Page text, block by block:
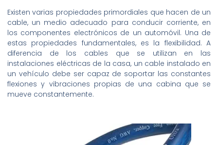
Existen varias propiedades primordiales que hacen de un
cable, un medio adecuado para conducir corriente, en
los componentes electrónicos de un automóvil. Una de
estas propiedades fundamentales, es la flexibilidad. A
diferencia de los cables que se utilizan en las
instalaciones eléctricas de la casa, un cable instalado en
un vehículo debe ser capaz de soportar las constantes
flexiones y vibraciones propias de una cabina que se
mueve constantemente.